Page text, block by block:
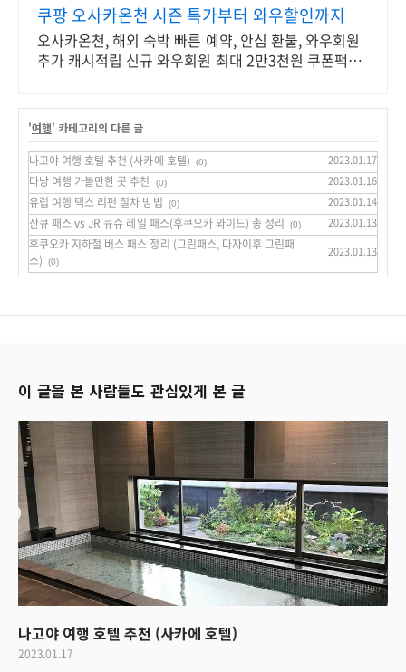
쿠팡 오사카온천 시즌 특가부터 와우할인까지
오사카온천, 해외 숙박 빠른 예약, 안심 환불, 와우회원
추가 캐시적립 신규 와우회원 최대 2만3천원 쿠폰팩
'여행' 카테고리의 다른 글
나고야 여행 호텔 추천 (사카에 호텔) (0) 2023.01.17
다낭 여행 가볼만한 곳 추천 (0) 2023.01.16
유럽 여행 택스 리펀 절차 방법 (0) 2023.01.14
산큐 패스 vs JR 큐슈 레일 패스(후쿠오카 와이드) 총 정리 (0) 2023.01.13
후쿠오카 지하철 버스 패스 정리 (그린패스, 다자이후 그린패
스)
(0)
2023.01.13
이 글을 본 사람들도 관심있게 본 글
나고야 여행 호텔 추천 (사카에 호텔)
2023.01.17